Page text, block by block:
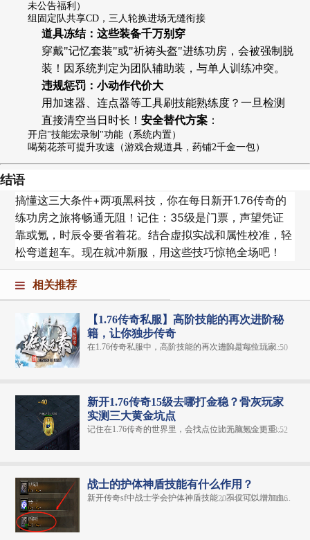
未公告福利）
组固定队共享CD，三人轮换进场无缝衔接
道具冻结：这些装备千万别穿
穿戴"记忆套装"或"祈祷头盔"进练功房，会被强制脱
装！因系统判定为团队辅助装，与单人训练冲突。
违规惩罚：小动作代价大
用加速器、连点器等工具刷技能熟练度？一旦检测
直接清空当日时长！安全替代方案 ：
开启"技能宏录制"功能（系统内置）
喝菊花茶可提升攻速（游戏合规道具，药铺2千金一包）
结语
搞懂这三大条件+两项黑科技，你在每日新开1.76传奇的
练功房之旅将畅通无阻！记住：35级是门票，声望凭证
靠或氪，时辰令要省着花。结合虚拟实战和属性校准，轻
松弯道超车。现在就冲新服，用这些技巧惊艳全场吧！
相关推荐
【1.76传奇私服】高阶技能的再次进阶秘
籍，让你独步传奇
在1.76传奇私服中，高阶技能的再次进阶是每位玩家...
2024-07-29 10:41:50
新开1.76传奇15级去哪打金稳？骨灰玩家
实测三大黄金坑点
记住在1.76传奇的世界里，会找点位比无脑氪金更重...
2025-02-25 10:48:52
战士的护体神盾技能有什么作用？
新开传奇sf中战士学会护体神盾技能，不仅可以增加血...
2024-03-27 12:10:36